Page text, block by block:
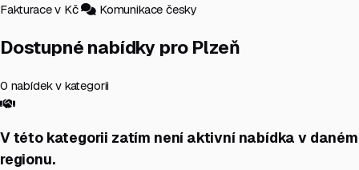
Fakturace v Kč
Komunikace česky
Dostupné nabídky pro Plzeň
0 nabídek v kategorii
V této kategorii zatím není aktivní nabídka v daném
regionu.